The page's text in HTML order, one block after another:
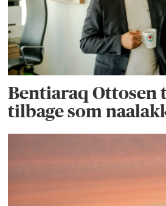
Bentiaraq
tilbage som